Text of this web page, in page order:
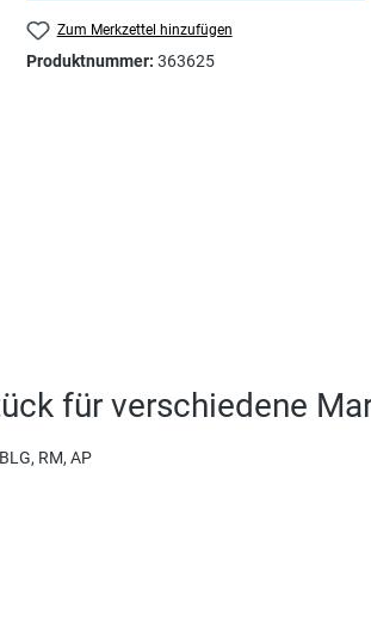
Zum Merkzettel hinzufügen
Produktnummer:363625
für verschiedene
RM, AP